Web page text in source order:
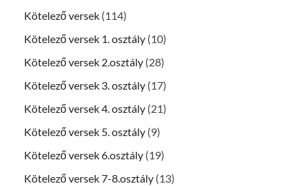
Kötelező versek (114)
Kötelező versek 1. osztály (10)
Kötelező versek 2.osztály (28)
Kötelező versek 3. osztály (17)
Kötelező versek 4. osztály (21)
Kötelező versek 5. osztály (9)
Kötelező versek 6.osztály (19)
Kötelező versek 7-8.osztály (13)